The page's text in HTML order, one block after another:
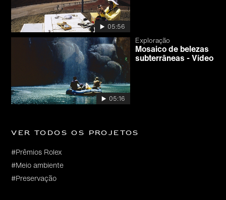
05:56
05:16
Exploração
Mosaico de belezas
subterrâneas - Vídeo
Ver todos os projetos
#Prêmios Rolex
#Meio ambiente
#Preservação